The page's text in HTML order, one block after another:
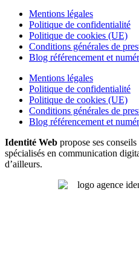
Mentions légales
Politique de confidentialité
Politique de cookies (UE)
Conditions générales de
Blog référencement et
Mentions légales
Politique de confidentialité
Politique de cookies (UE)
Conditions générales de
Blog référencement et
Identité Web propose ses
spécialisés en communication
d’ailleurs.